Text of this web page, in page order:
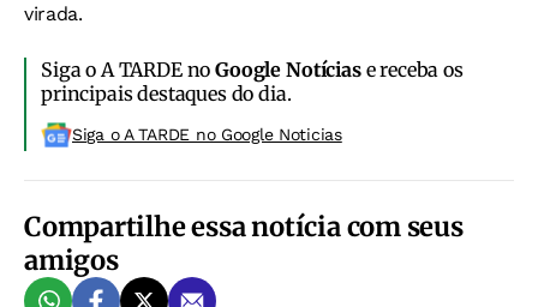
virada.
Siga o A TARDE noGoogle Notíciase receba os
principais destaques do dia.
Siga o A TARDE no Google Noticias
Compartilhe essa notícia com seus
amigos